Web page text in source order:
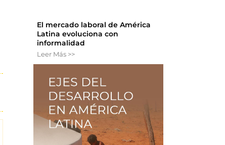
El mercado laboral de América
Latina evoluciona con
informalidad
Leer Más >>